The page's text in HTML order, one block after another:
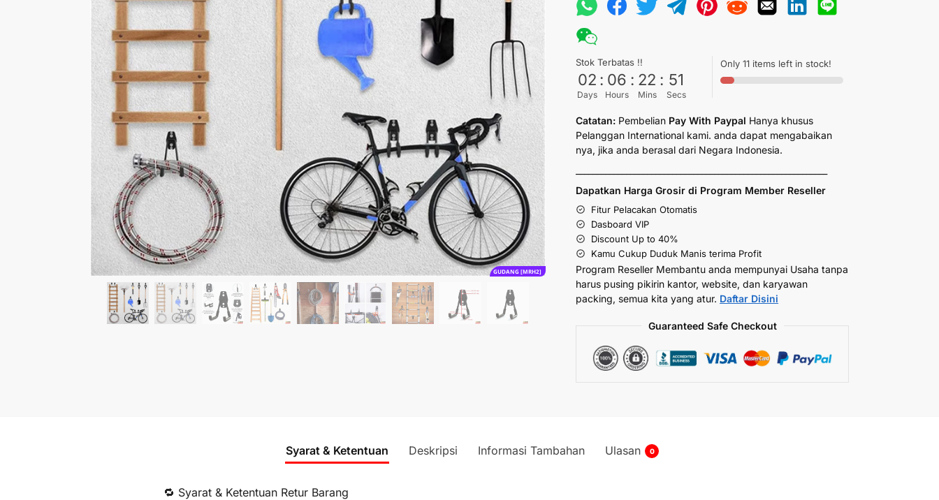
GUDANG [MRH2]
Stok Terbatas !!
02
Days
: 06
Hours
: 22
Mins
: 49
Secs
Only 11 items left in stock!
Catatan: Pembelian Pay With Paypal Hanya khusus
Pelanggan International kami. anda dapat mengabaikan
nya, jika anda berasal dari Negara Indonesia.
Dapatkan Harga Grosir di Program Member Reseller
Fitur Pelacakan Otomatis
Dasboard VIP
Discount Up to 40%
Kamu Cukup Duduk Manis terima Profit
Program Reseller Membantu anda mempunyai Usaha tanpa
harus pusing pikirin kantor, website, dan karyawan
packing, semua kita yang atur. Daftar Disini
Guaranteed Safe Checkout
Syarat & Ketentuan Deskripsi Informasi Tambahan Ulasan 0
🔁 Syarat & Ketentuan Retur Barang